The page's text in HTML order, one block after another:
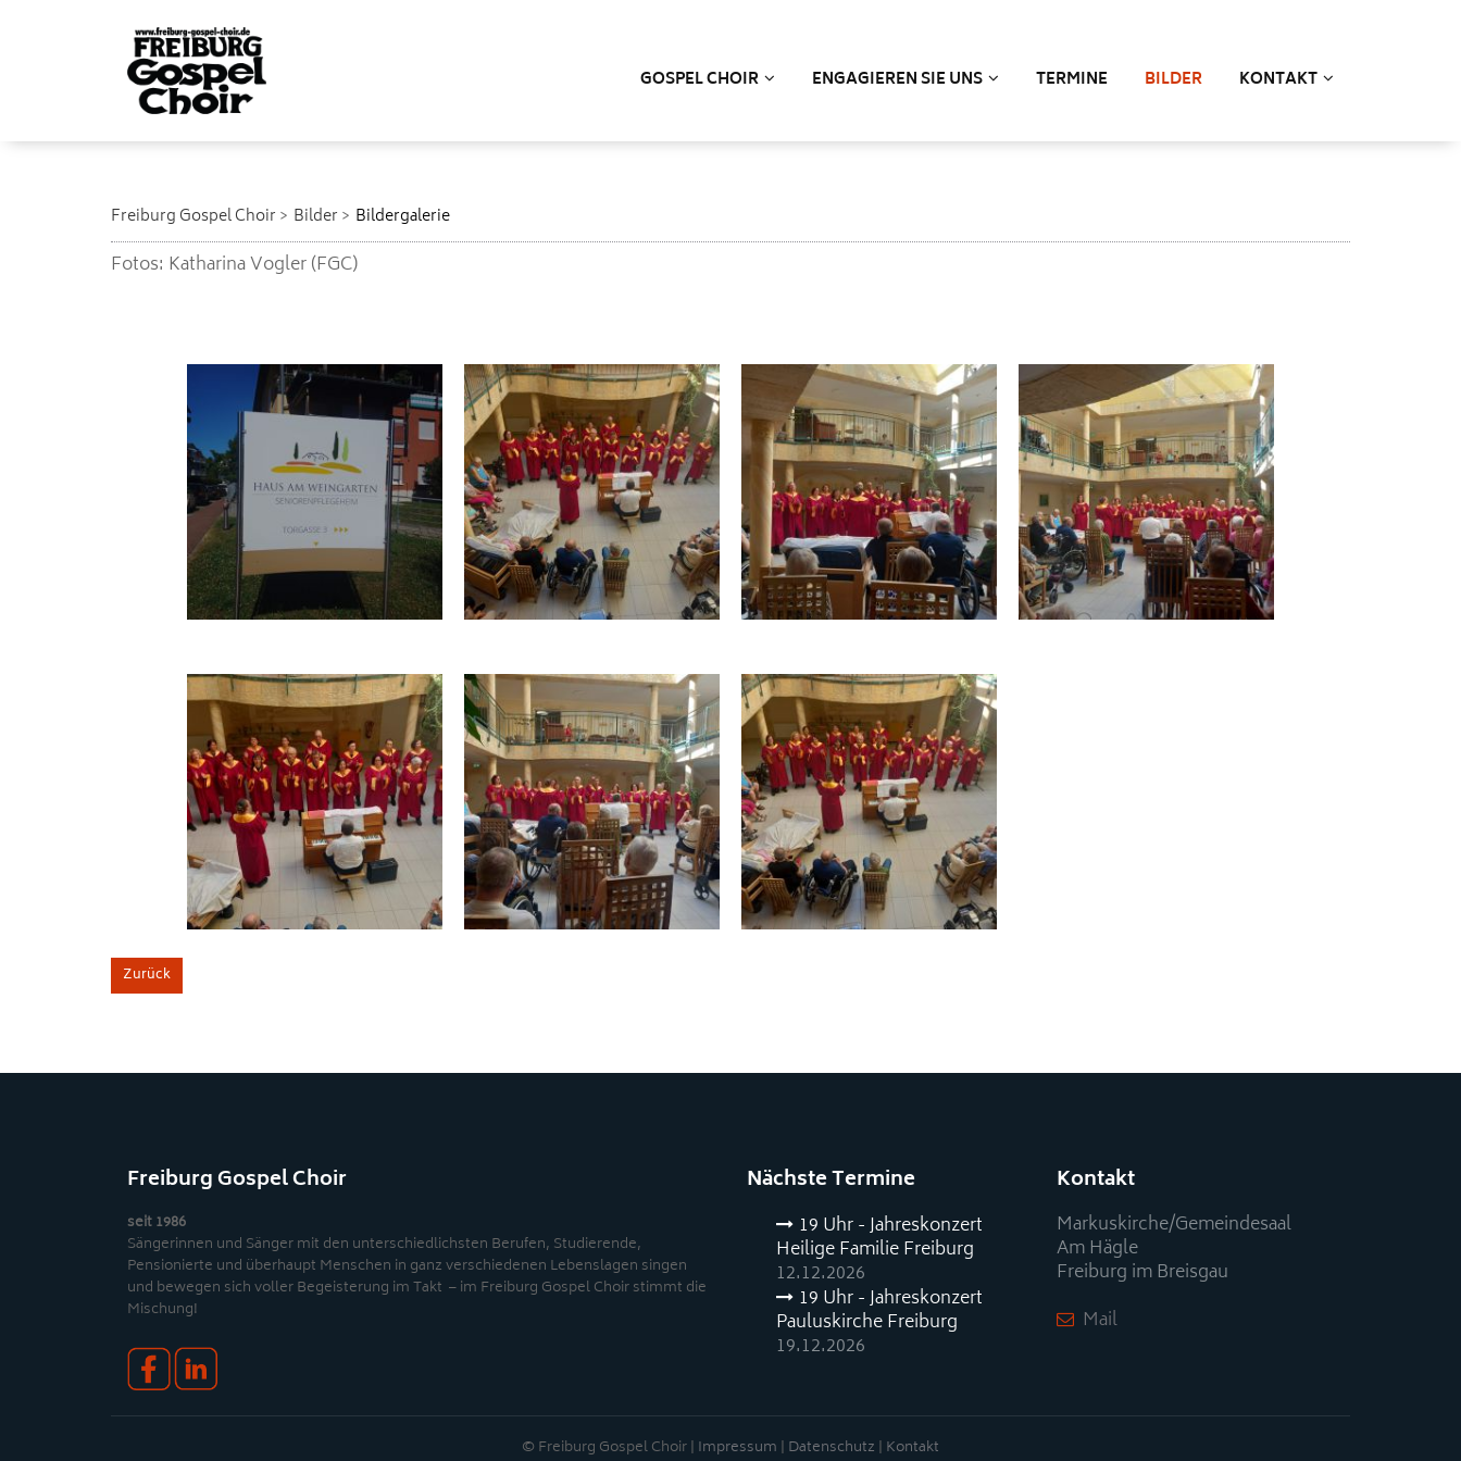
GOSPEL CHOIR ENGAGIEREN SIE UNS TERMINE BILDER KONTAKT
Freiburg Gospel Choir Bilder Bildergalerie
Fotos: Katharina Vogler (FGC)
Zurück
Freiburg Gospel Choir
seit 1986
Sängerinnen und Sänger mit den unterschiedlichsten Berufen, Studierende,
Pensionierte und überhaupt Menschen in ganz verschiedenen Lebenslagen singen
und bewegen sich voller Begeisterung im Takt – im Freiburg Gospel Choir stimmt die
Mischung!
Nächste Termine
19 Uhr - Jahreskonzert
Heilige Familie Freiburg
12.12.2026
19 Uhr - Jahreskonzert
Pauluskirche Freiburg
19.12.2026
Kontakt
Markuskirche/Gemeindesaal
Am Hägle
Freiburg im Breisgau
Mail
© Freiburg Gospel Choir | Impressum | Datenschutz | Kontakt